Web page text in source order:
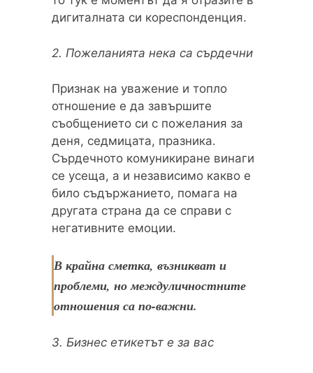
дигиталната си кореспонденция.
2. Пожеланията нека са сърдечни
Признак на уважение и топло
отношение е да завършите
съобщението си с пожелания за
деня, седмицата, празника.
Сърдечното комуникиране винаги
се усеща, а и независимо какво е
било съдържанието, помага на
другата страна да се справи с
негативните емоции.
В крайна сметка, възникват и
проблеми, но междуличностните
отношения са по-важни.
3. Бизнес етикетът е за вас